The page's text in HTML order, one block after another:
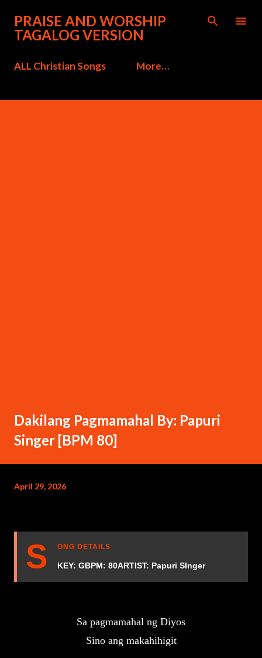
Skip to main content
PRAISE AND WORSHIP
TAGALOG VERSION
ALL Christian Songs More…
Dakilang Pagmamahal By: Papuri
Singer [BPM 80]
April 29, 2026
S ONG DETAILS
KEY: GBPM: 80ARTIST: Papuri SInger
Sa pagmamahal ng Diyos
Sino ang makahihigit